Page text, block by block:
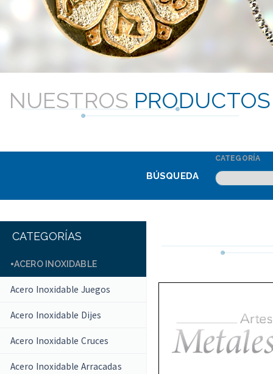
NUESTROS PRODUCTOS
CATEGORÍA
BÚSQUEDA
CATEGORÍAS
ACERO INOXIDABLE
Acero Inoxidable Juegos
Acero Inoxidable Dijes
Acero Inoxidable Cruces
Acero Inoxidable Arracadas